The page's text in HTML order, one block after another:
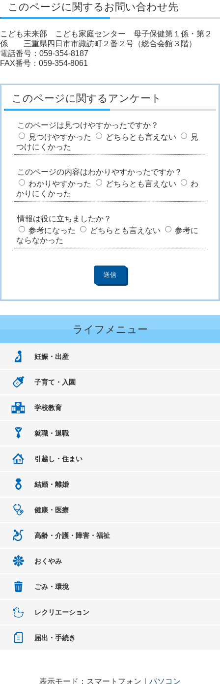
このページに関するお問い合わせ先
こども未来部 こども家庭センター 母子保健第１係・第２
係 三重県四日市市諏訪町２番２号（総合会館３階）
電話番号：059-354-8187
FAX番号：059-354-8061
このページに関するアンケート
このページは見つけやすかったですか？
見つけやすかった
どちらとも言えない
見
つけにくかった
このページの内容はわかりやすかったですか？
わかりやすかった
どちらとも言えない
わ
かりにくかった
情報は役に立ちましたか？
参考になった
どちらとも言えない
参考に
ならなかった
ライフメニュー
妊娠・出産
子育て・入園
学校教育
就職・退職
引越し・住まい
結婚・離婚
健康・医療
高齢・介護・障害・福祉
おくやみ
ごみ・環境
レクリエーション
届出・手続き
表示モード：スマートフォン｜ パソコン